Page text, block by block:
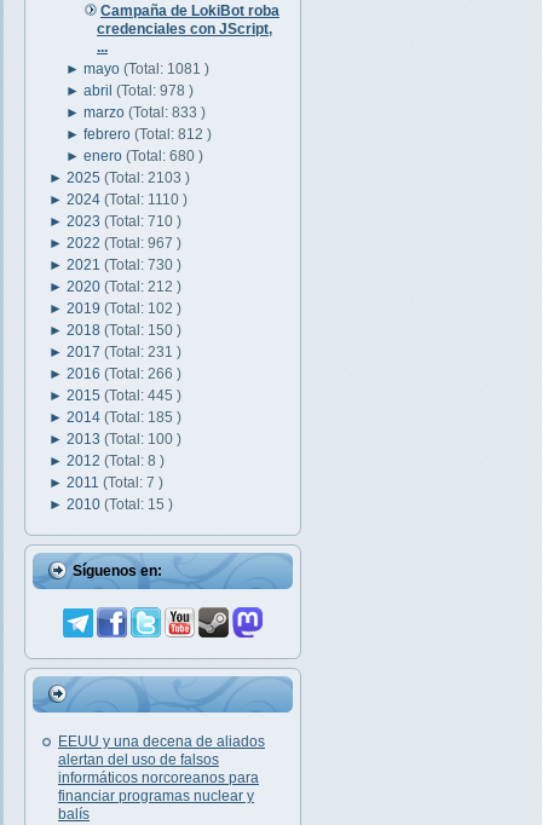
Campaña de LokiBot roba
credenciales con JScript,
...
►mayo(Total: 1081 )
►abril(Total: 978 )
►marzo(Total: 833 )
►febrero(Total: 812 )
►enero(Total: 680 )
► 2025 (Total: 2103 )
► 2024 (Total: 1110 )
► 2023 (Total: 710 )
► 2022 (Total: 967 )
► 2021 (Total: 730 )
► 2020 (Total: 212 )
► 2019 (Total: 102 )
► 2018 (Total: 150 )
► 2017 (Total: 231 )
► 2016 (Total: 266 )
► 2015 (Total: 445 )
► 2014 (Total: 185 )
► 2013 (Total: 100 )
► 2012 (Total: 8 )
► 2011 (Total: 7 )
► 2010 (Total: 15 )
Síguenos en:
EEUU y una decena de aliados
alertan del uso de falsos
informáticos norcoreanos para
financiar programas nuclear y
balís